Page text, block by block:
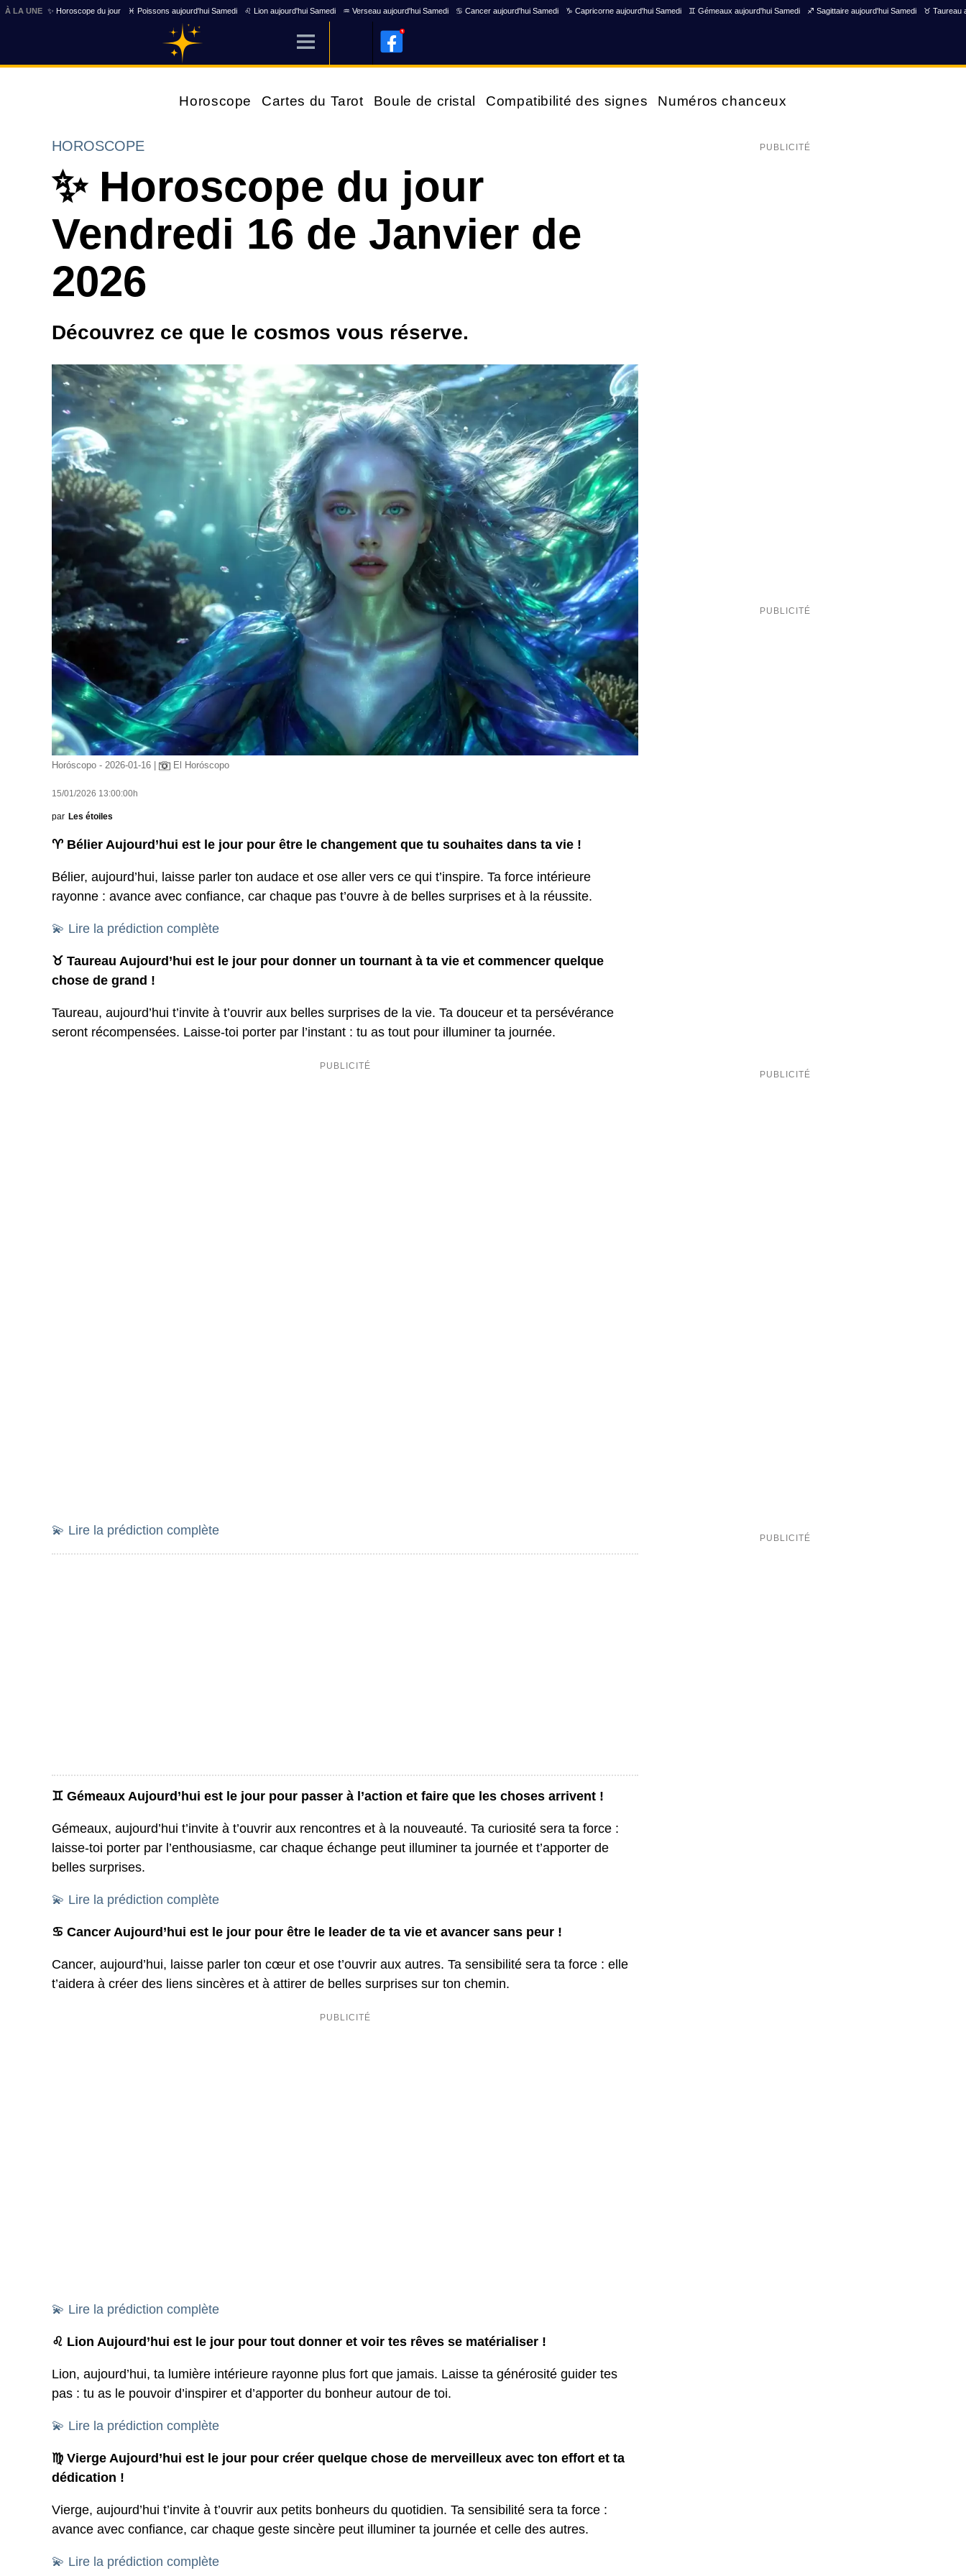
À LA UNE ✨ Horoscope du jour ♓ Poissons aujourd'hui Samedi ♌ Lion aujourd'hui Samedi ♒ Verseau aujourd'hui Samedi ♋ Cancer aujourd'hui Samedi ♑ Capricorne aujourd'hui Samedi ♊ Gémeaux aujourd'hui Samedi ♐ Sagittaire aujourd'hui Samedi ♉ Taureau
Horoscope Cartes du Tarot Boule de cristal Compatibilité des signes Numéros chanceux
HOROSCOPE
✨ Horoscope du jour
Vendredi 16 de Janvier de
2026
Découvrez ce que le cosmos vous réserve.
Horóscopo - 2026-01-16 | El Horóscopo
15/01/2026 13:00:00h
par Les étoiles
♈ Bélier Aujourd’hui est le jour pour être le changement que tu souhaites dans ta vie !
Bélier, aujourd’hui, laisse parler ton audace et ose aller vers ce qui t’inspire. Ta force intérieure
rayonne : avance avec confiance, car chaque pas t’ouvre à de belles surprises et à la réussite.
💫 Lire la prédiction complète
♉ Taureau Aujourd’hui est le jour pour donner un tournant à ta vie et commencer quelque
chose de grand !
Taureau, aujourd’hui t’invite à t’ouvrir aux belles surprises de la vie. Ta douceur et ta persévérance
seront récompensées. Laisse-toi porter par l’instant : tu as tout pour illuminer ta journée.
💫 Lire la prédiction complète
♊ Gémeaux Aujourd’hui est le jour pour passer à l’action et faire que les choses arrivent !
Gémeaux, aujourd’hui t’invite à t’ouvrir aux rencontres et à la nouveauté. Ta curiosité sera ta force :
laisse-toi porter par l’enthousiasme, car chaque échange peut illuminer ta journée et t’apporter de
belles surprises.
💫 Lire la prédiction complète
♋ Cancer Aujourd’hui est le jour pour être le leader de ta vie et avancer sans peur !
Cancer, aujourd’hui, laisse parler ton cœur et ose t’ouvrir aux autres. Ta sensibilité sera ta force : elle
t’aidera à créer des liens sincères et à attirer de belles surprises sur ton chemin.
💫 Lire la prédiction complète
♌ Lion Aujourd’hui est le jour pour tout donner et voir tes rêves se matérialiser !
Lion, aujourd’hui, ta lumière intérieure rayonne plus fort que jamais. Laisse ta générosité guider tes
pas : tu as le pouvoir d’inspirer et d’apporter du bonheur autour de toi.
💫 Lire la prédiction complète
♍ Vierge Aujourd’hui est le jour pour créer quelque chose de merveilleux avec ton effort et ta
dédication !
Vierge, aujourd’hui t’invite à t’ouvrir aux petits bonheurs du quotidien. Ta sensibilité sera ta force :
avance avec confiance, car chaque geste sincère peut illuminer ta journée et celle des autres.
💫 Lire la prédiction complète